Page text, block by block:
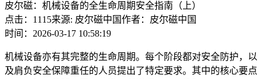
皮尔磁：机械设备的全生命周期安全指南（上）
点击：1115来源: 皮尔磁中国作者：皮尔磁中国
时间：2026-03-17 10:58:19
机械设备亦有其完整的生命周期。每个阶段都对安全防护，以
及肩负安全保障重任的人员提出了特定要求。其中的核心要点